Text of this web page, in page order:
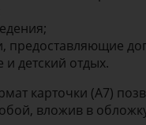
предоставляющие
детский отдых.
карточки (А7)
вложив в